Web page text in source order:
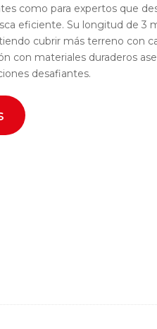
como para expertos que
eficiente. Su longitud de 3
cubrir más terreno con
con materiales duraderos
desafiantes.